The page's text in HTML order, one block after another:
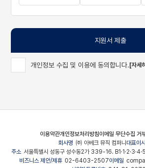
지원서 제출
개인정보 수집 및 이용에 동의합니다. [자세
이용약관개인정보처리방침이메일 무단수집 거
회사명 ㈜ 아베크 뮤직 컴퍼니 대표이
주소 서울특별시 성동구 성수동2가 339-16.
비즈니스 제안/제휴 02-6403-2507이메일